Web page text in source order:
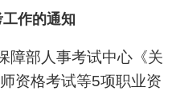
作的通知
障部人事考试中心《关
资格考试等5项职业资